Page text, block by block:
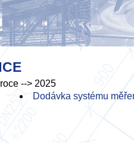
--> 2025
Dodávka systému